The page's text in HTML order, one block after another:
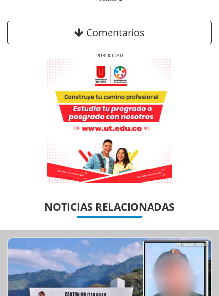
Comentarios
NOTICIAS RELACIONADAS